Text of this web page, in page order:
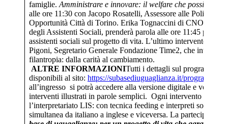
famiglie. Amministrare e innovare: il welfare che possiamo
alle ore 11:30 con Jacopo Rosatelli, Assessore alle Politiche
Opportunità Città di Torino. Erika Tognaccini di CNOAS –
degli Assistenti Sociali, prenderà parola alle ore 11:45 per
assistenti sociali sul progetto di vita. L’ultimo intervento, alle
Pigoni, Segretario Generale Fondazione Time2, che
filantropia: dalla carità al cambiamento.
ALTRE INFORMAZIONITutti i dettagli sul programma
disponibili al sito: https://subasediuguaglianza.it/programma/
all’ingresso si potrà accedere alla versione digitale e vocale
interventi illustrati in parole semplici. Ogni intervento sarà
l’interpretariato LIS: con tecnica feeding e interpreti sordi
simultanea da italiano a inglese e viceversa. La